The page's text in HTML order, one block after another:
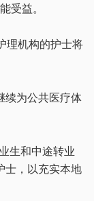
受益。
理机构的护士将
续为公共医疗体
生和中途转业
士，以充实本地